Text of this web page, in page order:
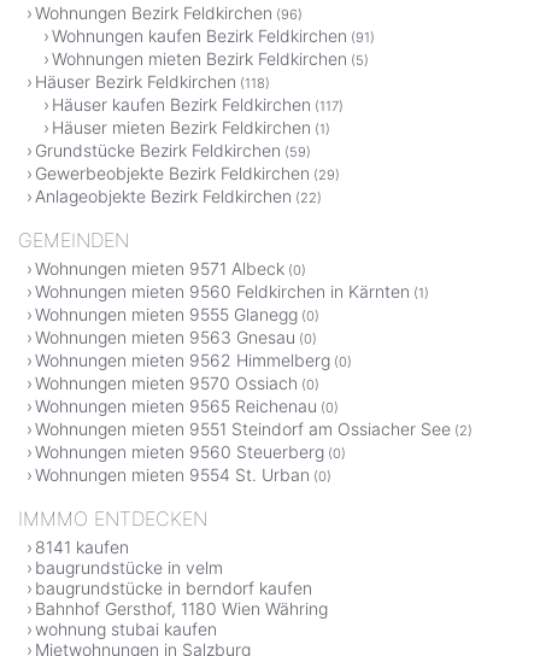
Wohnungen Bezirk Feldkirchen (96)
Wohnungen kaufen Bezirk Feldkirchen (91)
Wohnungen mieten Bezirk Feldkirchen (5)
Häuser Bezirk Feldkirchen (118)
Häuser kaufen Bezirk Feldkirchen (117)
Häuser mieten Bezirk Feldkirchen (1)
Grundstücke Bezirk Feldkirchen (59)
Gewerbeobjekte Bezirk Feldkirchen (29)
Anlageobjekte Bezirk Feldkirchen (22)
GEMEINDEN
Wohnungen mieten 9571 Albeck (0)
Wohnungen mieten 9560 Feldkirchen in Kärnten (1)
Wohnungen mieten 9555 Glanegg (0)
Wohnungen mieten 9563 Gnesau (0)
Wohnungen mieten 9562 Himmelberg (0)
Wohnungen mieten 9570 Ossiach (0)
Wohnungen mieten 9565 Reichenau (0)
Wohnungen mieten 9551 Steindorf am Ossiacher See (2)
Wohnungen mieten 9560 Steuerberg (0)
Wohnungen mieten 9554 St. Urban (0)
IMMMO ENTDECKEN
8141 kaufen
baugrundstücke in velm
baugrundstücke in berndorf kaufen
Bahnhof Gersthof, 1180 Wien Währing
wohnung stubai kaufen
Mietwohnungen in Salzburg